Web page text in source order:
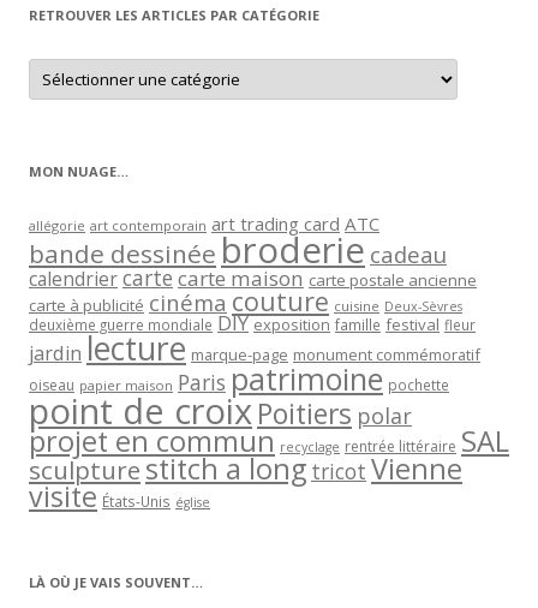
RETROUVER LES ARTICLES PAR CATÉGORIE
Retrouver
les
articles
MON NUAGE…
allégorie art contemporain art trading card ATC
bande dessinée broderie cadeau
calendriercartecarte maison carte postale ancienne
carte à publicité cinéma couture cuisine Deux-Sèvres
deuxième guerre mondiale DIY exposition famille festival fleur
jardin lecture marque-page monument commémoratif
oiseau papier maison Paris patrimoine pochette
point de croixPoitiers polar
projet en commun recyclage rentrée littéraire SAL
sculpturestitch a long tricot Vienne
visite États-Unis église
LÀ OÙ JE VAIS SOUVENT…